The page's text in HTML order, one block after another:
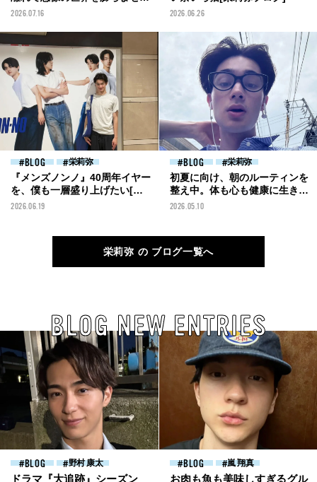
豊かさ[栄莉弥ブログ]
2026.07.16 2026.06.26
BLOG 栄莉弥
『メンズノンノ』40周年イヤー
を、僕も一層盛り上げたい[栄
莉弥ブログ]
2026.06.19
BLOG 栄莉弥
初夏に向け、朝のルーティンを
整え中。体も心も健康に生きた
い[栄莉弥ブログ]
2026.05.10
栄莉弥 の ブログ一覧へ
BLOG NEW ENTRIES
BLOG 野村 康太
ドラマ『大追跡』シーズン
BLOG 嵐 翔真
お肉も魚も美味しすぎるグル